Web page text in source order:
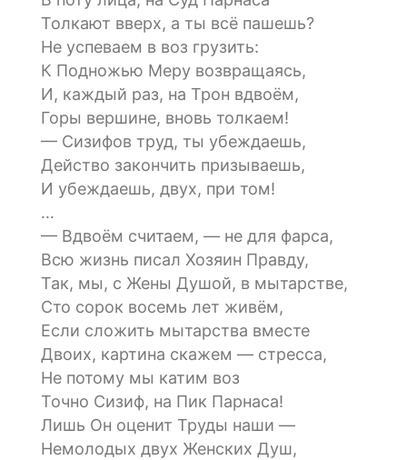
Толкают вверх, а ты всё пашешь?
Не успеваем в воз грузить:
К Подножью Меру возвращаясь,
И, каждый раз, на Трон вдвоём,
Горы вершине, вновь толкаем!
— Сизифов труд, ты убеждаешь,
Действо закончить призываешь,
И убеждаешь, двух, при том!
…
— Вдвоём считаем, — не для фарса,
Всю жизнь писал Хозяин Правду,
Так, мы, с Жены Душой, в мытарстве,
Сто сорок восемь лет живём,
Если сложить мытарства вместе
Двоих, картина скажем — стресса,
Не потому мы катим воз
Точно Сизиф, на Пик Парнаса!
Лишь Он оценит Труды наши —
Немолодых двух Женских Душ,